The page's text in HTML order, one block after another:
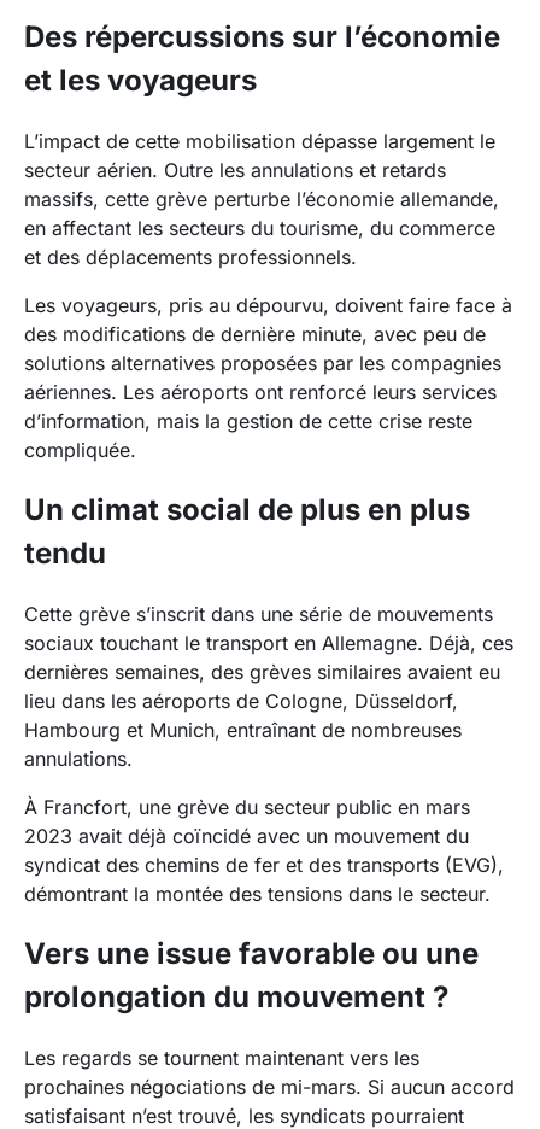
Des répercussions sur l’économie
et les voyageurs
L’impact de cette mobilisation dépasse largement le
secteur aérien. Outre les annulations et retards
massifs, cette grève perturbe l’économie allemande,
en affectant les secteurs du tourisme, du commerce
et des déplacements professionnels.
Les voyageurs, pris au dépourvu, doivent faire face à
des modifications de dernière minute, avec peu de
solutions alternatives proposées par les compagnies
aériennes. Les aéroports ont renforcé leurs services
d’information, mais la gestion de cette crise reste
compliquée.
Un climat social de plus en plus
tendu
Cette grève s’inscrit dans une série de mouvements
sociaux touchant le transport en Allemagne. Déjà, ces
dernières semaines, des grèves similaires avaient eu
lieu dans les aéroports de Cologne, Düsseldorf,
Hambourg et Munich, entraînant de nombreuses
annulations.
À Francfort, une grève du secteur public en mars
2023 avait déjà coïncidé avec un mouvement du
syndicat des chemins de fer et des transports (EVG),
démontrant la montée des tensions dans le secteur.
Vers une issue favorable ou une
prolongation du mouvement ?
Les regards se tournent maintenant vers les
prochaines négociations de mi-mars. Si aucun accord
satisfaisant n’est trouvé, les syndicats pourraient